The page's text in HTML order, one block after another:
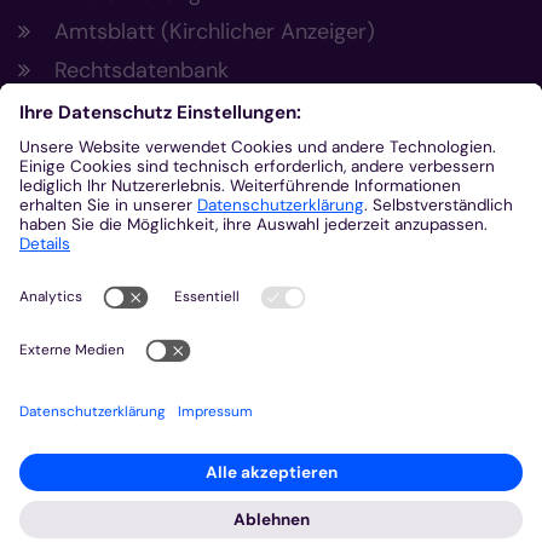
Amtsblatt (Kirchlicher Anzeiger)
Rechtsdatenbank
Meldestelle gemäß Hinweisgeberschutzgesetz
Kontakt
kommunikation@bistum-aachen.de
www.bistum-aachen.de